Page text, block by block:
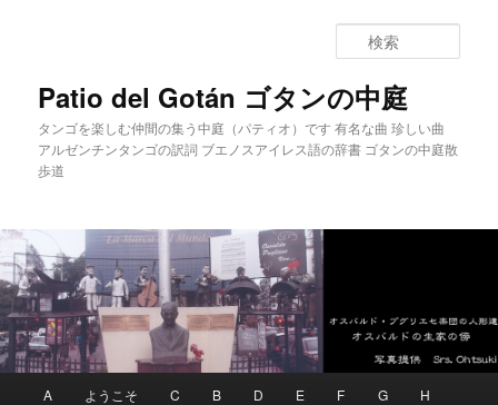
Patio del Gotán ゴタンの中庭
タンゴを楽しむ仲間の集う中庭（パティオ）です 有名な曲 珍しい曲
アルゼンチンタンゴの訳詞 ブエノスアイレス語の辞書 ゴタンの中庭散
歩道
索
A ようこそ C B D E F G H